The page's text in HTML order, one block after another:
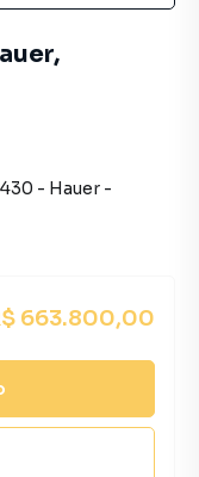
- Hauer -
663.800,00